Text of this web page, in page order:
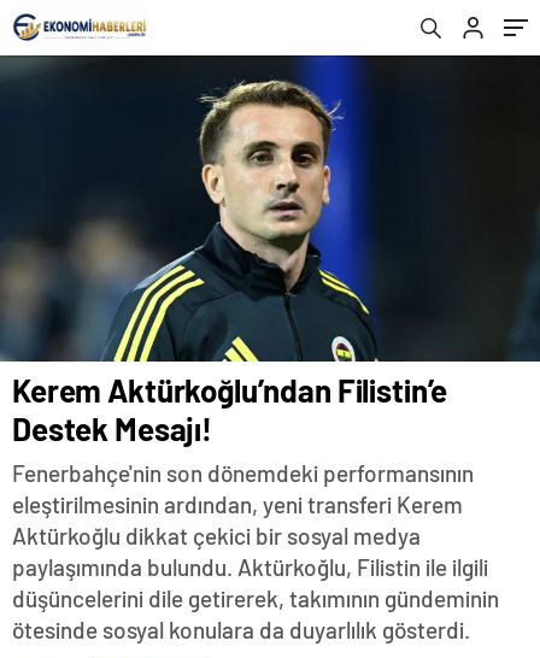
Kerem Aktürkoğlu’ndan Filistin’e
Destek Mesajı!
Fenerbahçe'nin son dönemdeki performansının
eleştirilmesinin ardından, yeni transferi Kerem
Aktürkoğlu dikkat çekici bir sosyal medya
paylaşımında bulundu. Aktürkoğlu, Filistin ile ilgili
düşüncelerini dile getirerek, takımının gündeminin
ötesinde sosyal konulara da duyarlılık gösterdi.